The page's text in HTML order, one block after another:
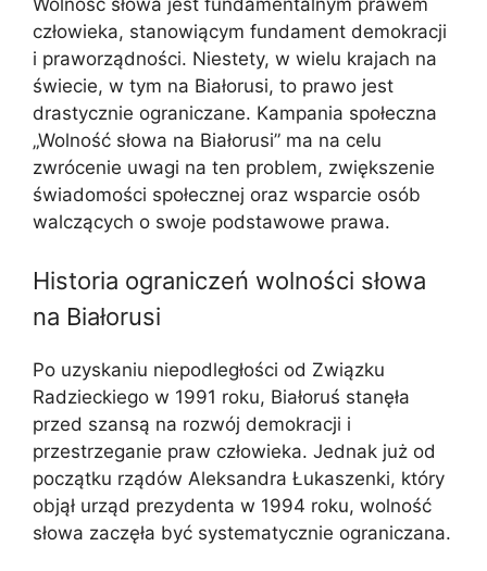
człowieka, stanowiącym fundament demokracji
i praworządności. Niestety, w wielu krajach na
świecie, w tym na Białorusi, to prawo jest
drastycznie ograniczane. Kampania społeczna
„Wolność słowa na Białorusi” ma na celu
zwrócenie uwagi na ten problem, zwiększenie
świadomości społecznej oraz wsparcie osób
walczących o swoje podstawowe prawa.
Historia ograniczeń wolności słowa
na Białorusi
Po uzyskaniu niepodległości od Związku
Radzieckiego w 1991 roku, Białoruś stanęła
przed szansą na rozwój demokracji i
przestrzeganie praw człowieka. Jednak już od
początku rządów Aleksandra Łukaszenki, który
objął urząd prezydenta w 1994 roku, wolność
słowa zaczęła być systematycznie ograniczana.